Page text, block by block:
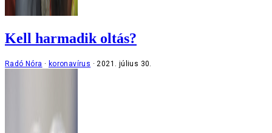
Kell harmadik oltás?
Radó Nóra koronavírus 2021. július 30.